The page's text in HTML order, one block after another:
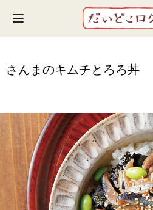
Toggle navigation
さんまのキムチとろろ丼